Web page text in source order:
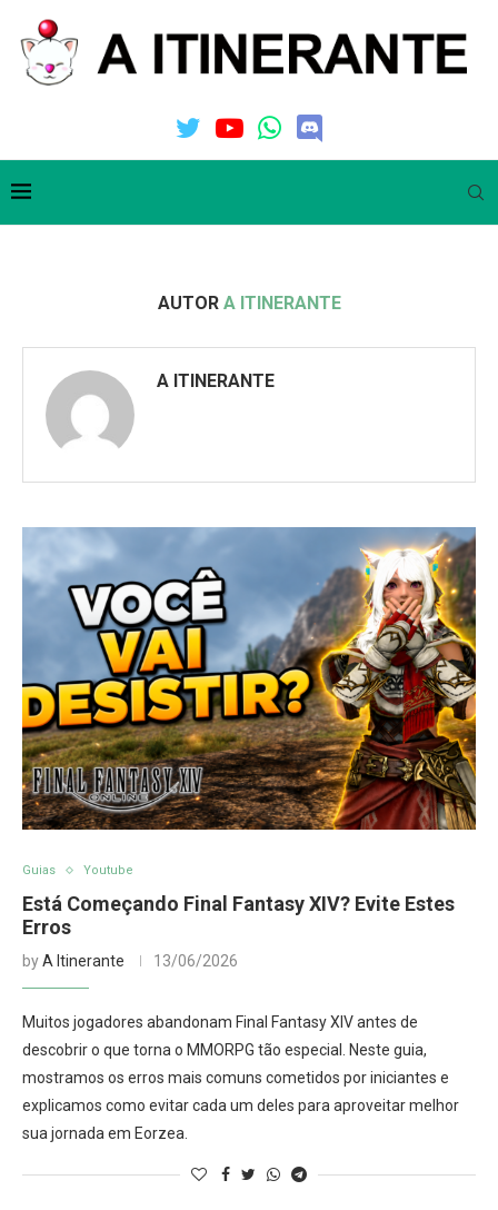
AUTOR A ITINERANTE
A ITINERANTE
Guias Youtube
Está Começando Final Fantasy XIV? Evite Estes
Erros
byA Itinerante 13/06/2026
Muitos jogadores abandonam Final Fantasy XIV antes de
descobrir o que torna o MMORPG tão especial. Neste guia,
mostramos os erros mais comuns cometidos por iniciantes e
explicamos como evitar cada um deles para aproveitar melhor
sua jornada em Eorzea.